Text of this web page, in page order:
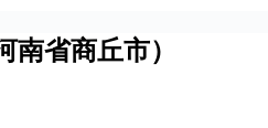
省商丘市）